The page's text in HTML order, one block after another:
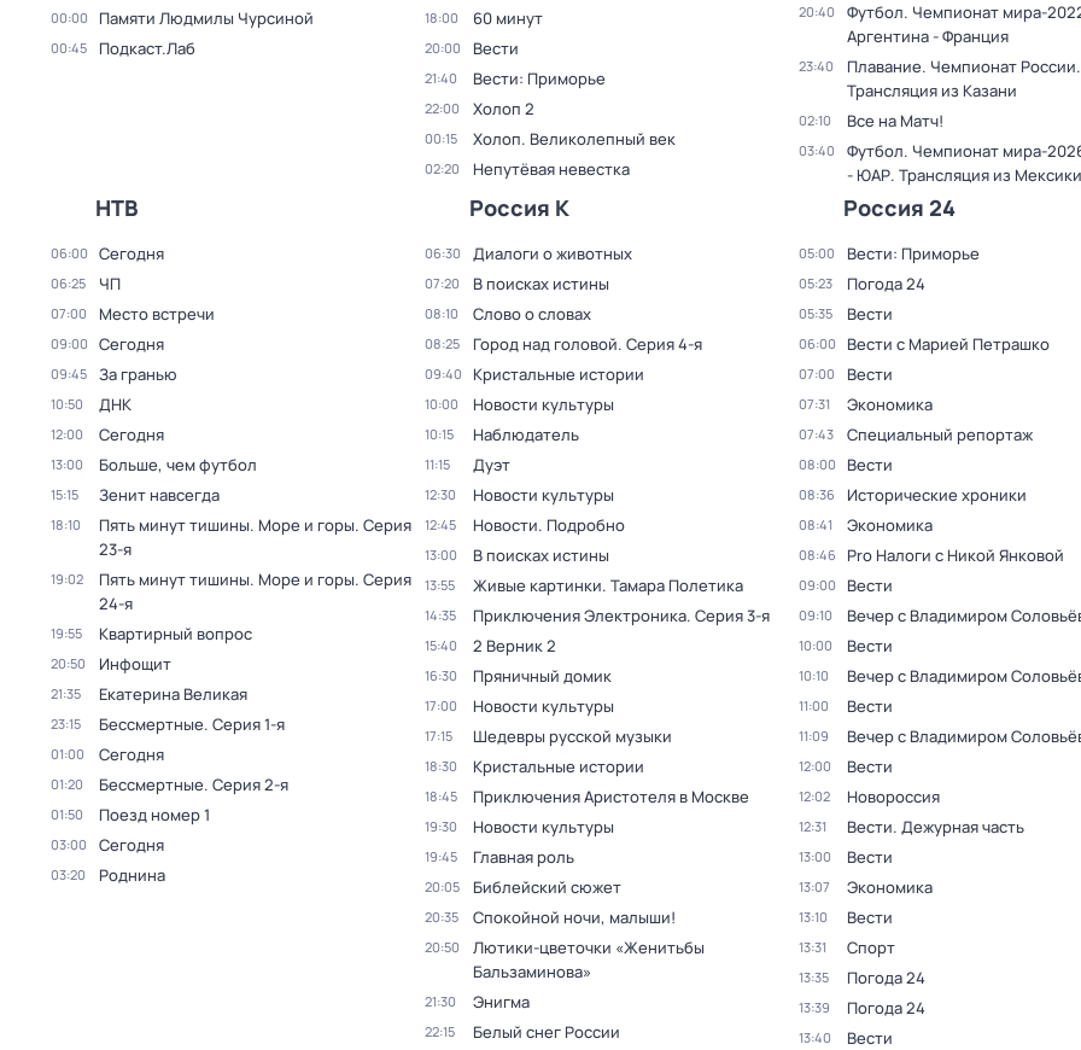
00:00 Памяти Людмилы Чурсиной
00:45 Подкаст.Лаб
18:00 60 минут
20:00 Вести
21:40 Вести: Приморье
22:00 Холоп 2
00:15 Холоп. Великолепный век
02:20 Непутёвая невестка
20:40
Футбол. Чемпионат мира-
Аргентина - Франция
23:40
Плавание. Чемпионат России.
Трансляция из Казани
02:10 Все на Матч!
03:40
Футбол. Чемпионат мира-
- ЮАР. Трансляция из Мексики
НТВ
06:00 Сегодня
06:25 ЧП
07:00 Место встречи
09:00 Сегодня
09:45 За гранью
10:50 ДНК
12:00 Сегодня
13:00 Больше, чем футбол
15:15 Зенит навсегда
18:10 Пять минут тишины. Море и горы. Серия
23-я
19:02 Пять минут тишины. Море и горы. Серия
24-я
19:55 Квартирный вопрос
20:50 Инфощит
21:35 Екатерина Великая
23:15 Бессмертные. Серия 1-я
01:00 Сегодня
01:20 Бессмертные. Серия 2-я
01:50 Поезд номер 1
03:00 Сегодня
03:20 Роднина
Россия К
06:30 Диалоги о животных
07:20 В поисках истины
08:10 Слово о словах
08:25 Город над головой. Серия 4-я
09:40 Кристальные истории
10:00 Новости культуры
10:15 Наблюдатель
11:15 Дуэт
12:30 Новости культуры
12:45 Новости. Подробно
13:00 В поисках истины
13:55 Живые картинки. Тамара Полетика
14:35 Приключения Электроника. Серия 3-я
15:40 2 Верник 2
16:30 Пряничный домик
17:00 Новости культуры
17:15 Шедевры русской музыки
18:30 Кристальные истории
18:45 Приключения Аристотеля в Москве
19:30 Новости культуры
19:45 Главная роль
20:05 Библейский сюжет
20:35 Спокойной ночи, малыши!
20:50
Лютики-цветочки «Женитьбы
Бальзаминова»
21:30 Энигма
22:15 Белый снег России
Россия 24
05:00 Вести: Приморье
05:23 Погода 24
05:35 Вести
06:00 Вести с Марией Петрашко
07:00 Вести
07:31 Экономика
07:43 Специальный репортаж
08:00 Вести
08:36 Исторические хроники
08:41 Экономика
08:46 Pro Налоги с Никой Янковой
09:00 Вести
09:10 Вечер с Владимиром
10:00 Вести
10:10 Вечер с Владимиром
11:00 Вести
11:09 Вечер с Владимиром
12:00 Вести
12:02 Новороссия
12:31 Вести. Дежурная часть
13:00 Вести
13:07 Экономика
13:10 Вести
13:31 Спорт
13:35 Погода 24
13:39 Погода 24
13:40 Вести